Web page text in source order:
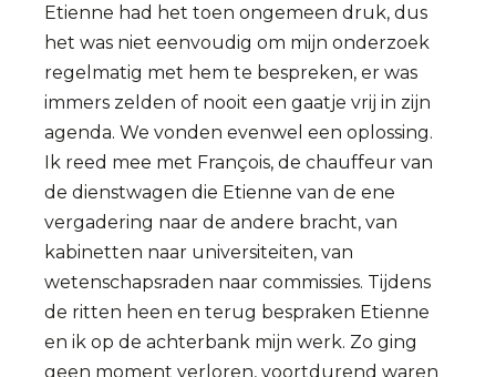
Etienne had het toen ongemeen druk, dus
het was niet eenvoudig om mijn onderzoek
regelmatig met hem te bespreken, er was
immers zelden of nooit een gaatje vrij in zijn
agenda. We vonden evenwel een oplossing.
Ik reed mee met François, de chauffeur van
de dienstwagen die Etienne van de ene
vergadering naar de andere bracht, van
kabinetten naar universiteiten, van
wetenschapsraden naar commissies. Tijdens
de ritten heen en terug bespraken Etienne
en ik op de achterbank mijn werk. Zo ging
geen moment verloren, voortdurend waren